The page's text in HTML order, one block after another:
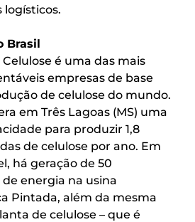
logísticos.
Brasil
é uma das mais
empresas de base
de celulose do mundo.
em Três Lagoas (MS) uma
para produzir 1,8
de celulose por ano. Em
há geração de 50
energia na usina
Pintada, além da mesma
de celulose – que é